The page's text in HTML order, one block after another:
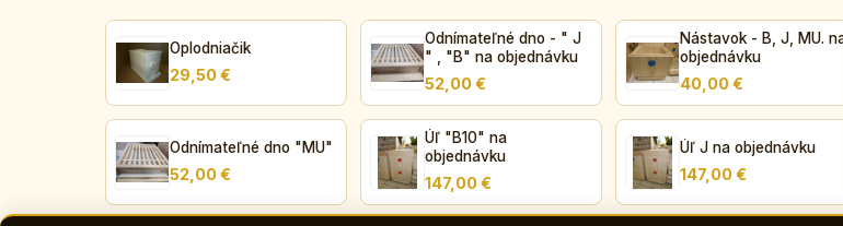
Oplodniačik
29,50 €
Odnímateľné dno - " J
" , "B" na objednávku
52,00 €
Nástavok - B, J, MU. na
objednávku
40,00 €
Odnímateľné dno "MU"
52,00 €
Úľ "B10" na
objednávku
147,00 €
Úľ J na objednávku
147,00 €